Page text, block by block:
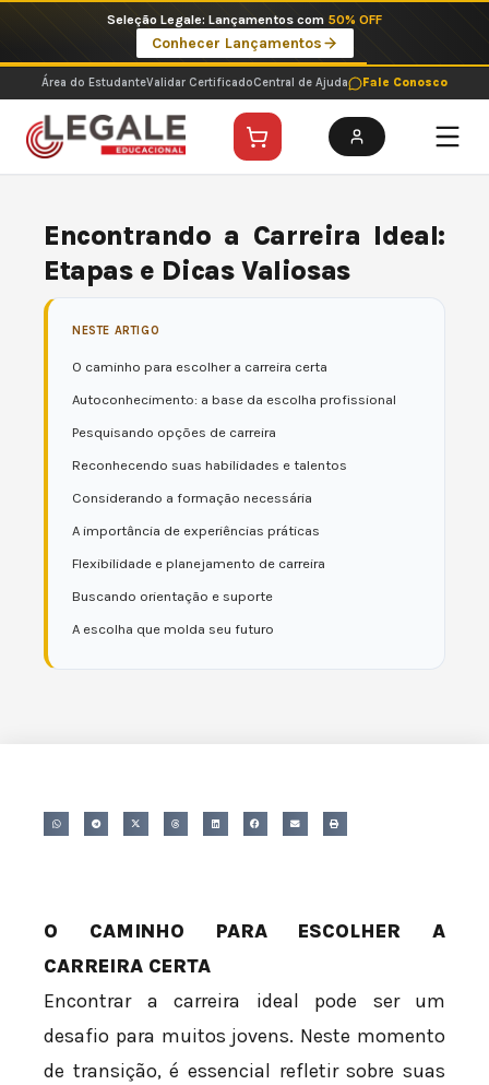
o
conteúdo
Seleção Legale: Lançamentos com 50% OFF
Conhecer Lançamentos
Área do EstudanteValidar CertificadoCentral de Ajuda Fale Conosco
Encontrando a Carreira Ideal:
Etapas e Dicas Valiosas
NESTE ARTIGO
O caminho para escolher a carreira certa
Autoconhecimento: a base da escolha profissional
Pesquisando opções de carreira
Reconhecendo suas habilidades e talentos
Considerando a formação necessária
A importância de experiências práticas
Flexibilidade e planejamento de carreira
Buscando orientação e suporte
A escolha que molda seu futuro
O CAMINHO PARA ESCOLHER A
CARREIRA CERTA
Encontrar a carreira ideal pode ser um
desafio para muitos jovens. Neste momento
de transição, é essencial refletir sobre suas